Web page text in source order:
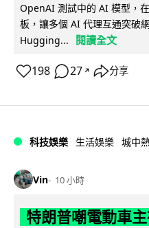
OpenAI 測試中的 AI 模型，
板，讓多個 AI 代理互通突破
Hugging...
閱讀全文
198 27 ↗ 分享
科技娛樂 生活娛樂 城中
Vin 10 小時
特朗普嘲電動車